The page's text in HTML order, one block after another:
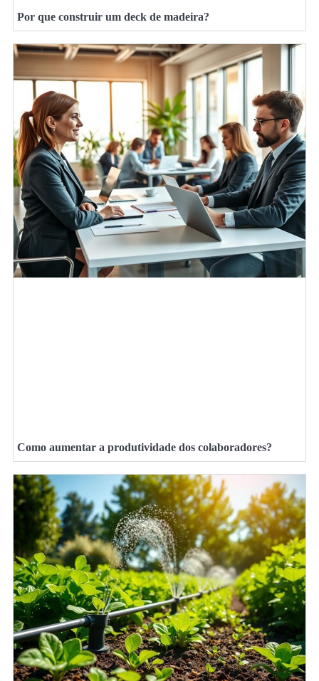
Por que construir um deck de madeira?
Como aumentar a produtividade dos colaboradores?